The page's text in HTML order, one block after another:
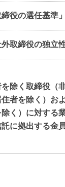
役の選任基準」
取締役の独立
除く取締役（
者を除く）お
く）に対する
に拠出する金